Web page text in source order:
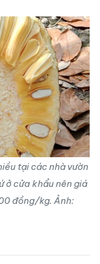
tại các nhà vườn
ở cửa khẩu nên giá
đồng/kg. Ảnh: